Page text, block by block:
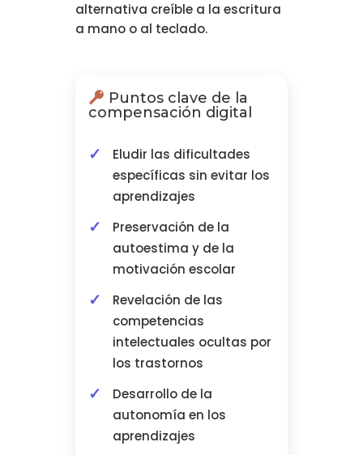
alternativa creíble a la escritura
a mano o al teclado.
Puntos clave de la
compensación digital
Eludir las dificultades
específicas sin evitar los
aprendizajes
Preservación de la
autoestima y de la
motivación escolar
Revelación de las
competencias
intelectuales ocultas por
los trastornos
Desarrollo de la
autonomía en los
aprendizajes